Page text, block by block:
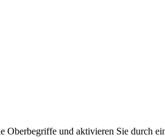
und aktivieren Sie durch